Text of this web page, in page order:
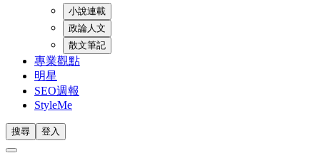
小說連載
政論人文
散文筆記
專業觀點
明星
SEO週報
StyleMe
搜尋 登入